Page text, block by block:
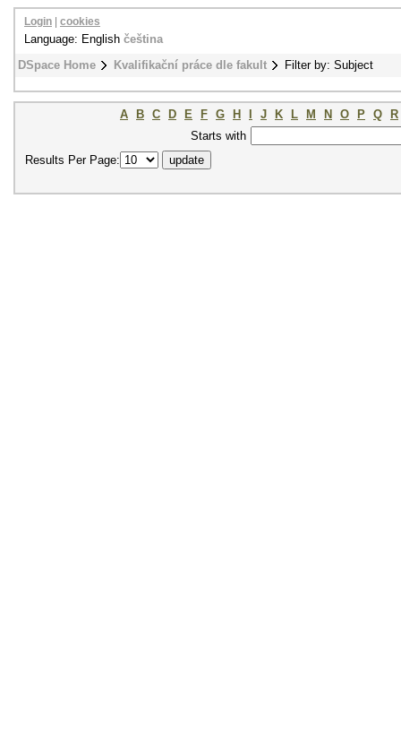
DSpace Home Kvalifikační práce dle fakult Filter by: Subject
Login cookies
Language: English čeština
A B C D E F G H J K L M N O P Q
R
Starts with
Results Per Page: